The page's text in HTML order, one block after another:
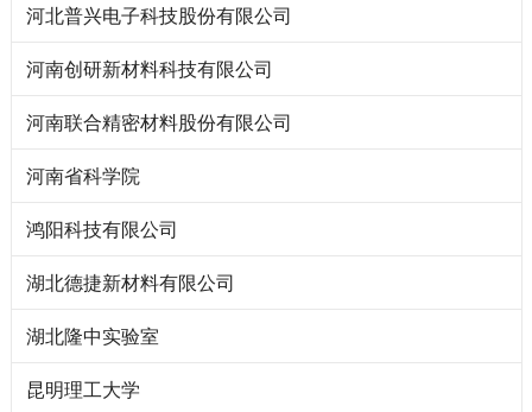
河北普兴电子科技股份有限公司
河南创研新材料科技有限公司
河南联合精密材料股份有限公司
河南省科学院
鸿阳科技有限公司
湖北德捷新材料有限公司
湖北隆中实验室
昆明理工大学